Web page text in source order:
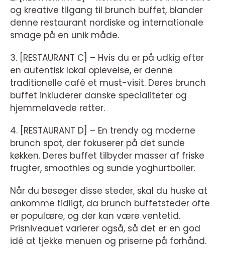
og kreative tilgang til brunch buffet, blander
denne restaurant nordiske og internationale
smage på en unik måde.
3. [RESTAURANT C] – Hvis du er på udkig efter
en autentisk lokal oplevelse, er denne
traditionelle café et must-visit. Deres brunch
buffet inkluderer danske specialiteter og
hjemmelavede retter.
4. [RESTAURANT D] – En trendy og moderne
brunch spot, der fokuserer på det sunde
køkken. Deres buffet tilbyder masser af friske
frugter, smoothies og sunde yoghurtboller.
Når du besøger disse steder, skal du huske at
ankomme tidligt, da brunch buffetsteder ofte
er populære, og der kan være ventetid.
Prisniveauet varierer også, så det er en god
idé at tjekke menuen og priserne på forhånd.